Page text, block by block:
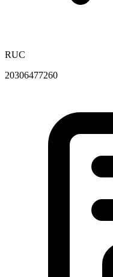
RUC
20306477260